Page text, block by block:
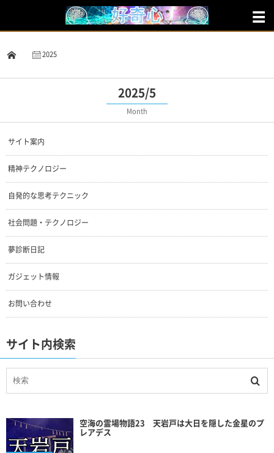
2025
2025/5
Month
サイト案内
精神テクノロジー
自発的な思考テクニック
社会問題・テクノロジー
夢診断日記
ガジェット情報
お問い合わせ
サイト内検索
空海の霊場物語23 天岩戸は大日を隠した金星のプ
レアデス